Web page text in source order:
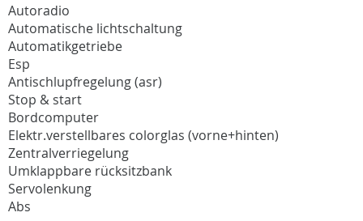
Autoradio
Automatische lichtschaltung
Automatikgetriebe
Esp
Antischlupfregelung (asr)
Stop & start
Bordcomputer
Elektr.verstellbares colorglas (vorne+hinten)
Zentralverriegelung
Umklappbare rücksitzbank
Servolenkung
Abs